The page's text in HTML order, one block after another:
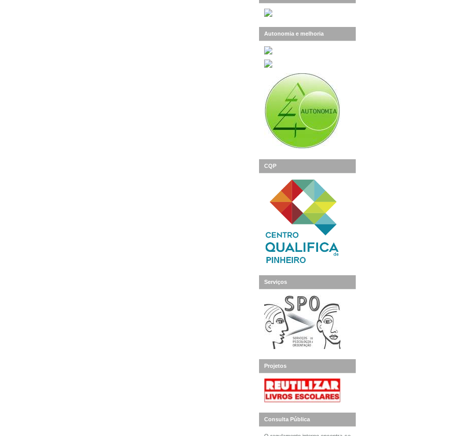
Autonomia e melhoria
CQP
Serviços
Projetos
Consulta Pública